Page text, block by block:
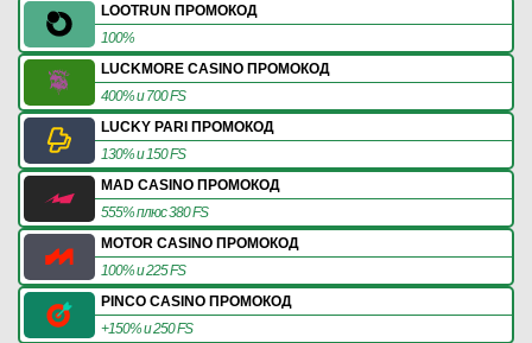
LOOTRUN ПРОМОКОД
100%
LUCKMORE CASINO ПРОМОКОД
400% и 700 FS
LUCKY PARI ПРОМОКОД
130% и 150 FS
MAD CASINO ПРОМОКОД
555% плюс 380 FS
MOTOR CASINO ПРОМОКОД
100% и 225 FS
PINCO CASINO ПРОМОКОД
+150% и 250 FS